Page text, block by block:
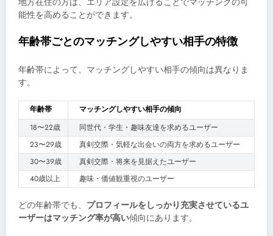
地方在住の方は、エリア設定を広げることでマッチングの可
能性を高めることができます。
年齢帯ごとのマッチングしやすい相手の特徴
年齢帯によって、マッチングしやすい相手の傾向は異なりま
す。
年齢帯
マッチングしやすい相手の傾向
18〜22歳
同世代・学生・趣味友達を求めるユーザー
23〜29歳
真剣交際・気軽な出会いの両方を求めるユーザー
30〜39歳
真剣交際・将来を見据えたユーザー
40歳以上
趣味・価値観重視のユーザー
どの年齢帯でも、 プロフィールをしっかり充実させているユ
ーザーはマッチング率が高い傾向にあります。